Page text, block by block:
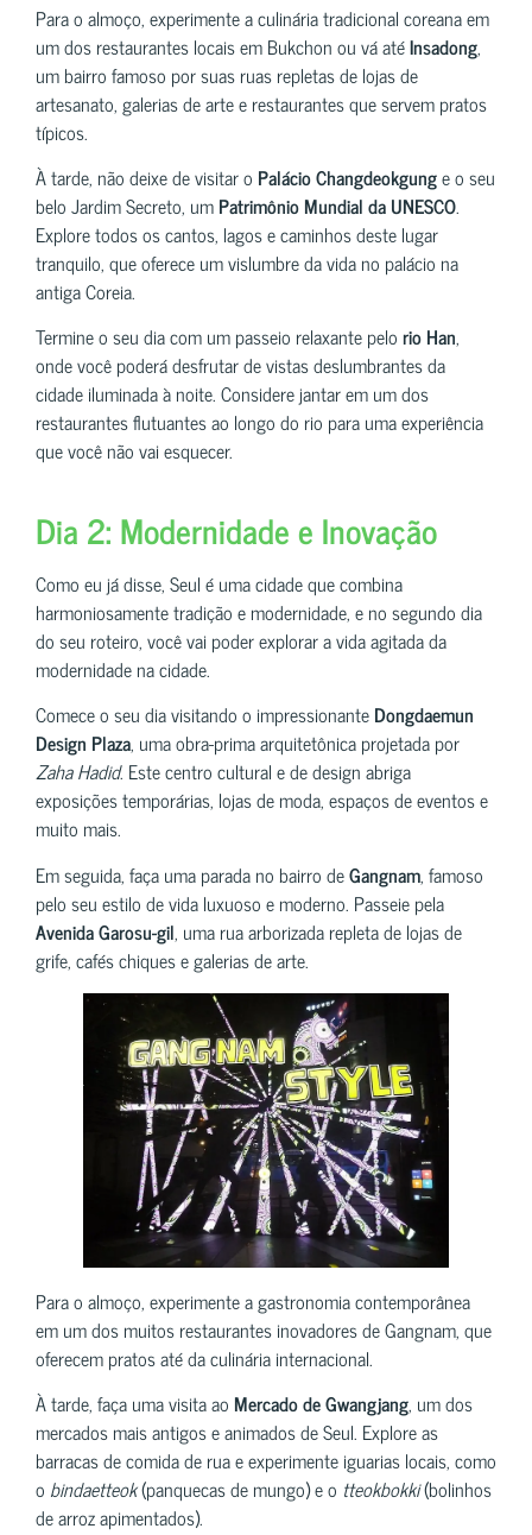
Para o almoço, experimente a culinária tradicional coreana em
um dos restaurantes locais em Bukchon ou vá atéInsadong,
um bairro famoso por suas ruas repletas de lojas de
artesanato, galerias de arte e restaurantes que servem pratos
típicos.
À tarde, não deixe de visitar o Palácio Changdeokgunge o seu
belo Jardim Secreto, umPatrimônio Mundial da UNESCO.
Explore todos os cantos, lagos e caminhos deste lugar
tranquilo, que oferece um vislumbre da vida no palácio na
antiga Coreia.
Termine o seu dia com um passeio relaxante pelorio Han,
onde você poderá desfrutar de vistas deslumbrantes da
cidade iluminada à noite. Considere jantar em um dos
restaurantes flutuantes ao longo do rio para uma experiência
que você não vai esquecer.
Dia 2: Modernidade e Inovação
Como eu já disse, Seul é uma cidade que combina
harmoniosamente tradição e modernidade, e no segundo dia
do seu roteiro, você vai poder explorar a vida agitada da
modernidade na cidade.
Comece o seu dia visitando o impressionanteDongdaemun
Design Plaza, uma obra-prima arquitetônica projetada por
Zaha Hadid. Este centro cultural e de design abriga
exposições temporárias, lojas de moda, espaços de eventos e
muito mais.
Em seguida, faça uma parada no bairro deGangnam, famoso
pelo seu estilo de vida luxuoso e moderno. Passeie pela
Avenida Garosu-gil, uma rua arborizada repleta de lojas de
grife, cafés chiques e galerias de arte.
Para o almoço, experimente a gastronomia contemporânea
em um dos muitos restaurantes inovadores de Gangnam, que
oferecem pratos até da culinária internacional.
À tarde, faça uma visita ao Mercado de Gwangjang, um dos
mercados mais antigos e animados de Seul. Explore as
barracas de comida de rua e experimente iguarias locais, como
o bindaetteok(panquecas de mungo) e o tteokbokki(bolinhos
de arroz apimentados).